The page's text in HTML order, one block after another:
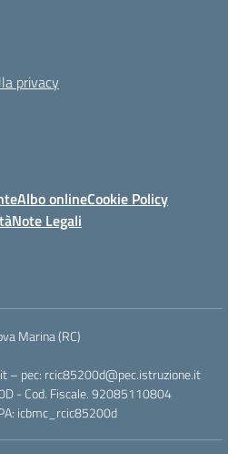
privacy
Albo onlineCookie Policy
Note Legali
Marina (RC)
– pec: rcic85200d@pec.istruzione.it
- Cod. Fiscale. 92085110804
icbmc_rcic85200d